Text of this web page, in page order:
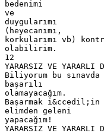
bedenimi
ve
duygularımı
(heyecanımı,
korkularımı vb)
olabilirim.
12
YARARSIZ VE YARARLI
Biliyorum bu sınavda
başarılı
olamayacağım.
Başarmak i&ccedil;in
elimden geleni
yapacağım!
YARARSIZ VE YARARLI